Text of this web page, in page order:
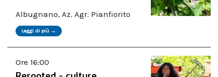
Albugnano, Az. Agr. Pianfiorito
Leggi di più →
Ore 16:00